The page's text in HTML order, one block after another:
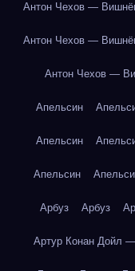
Антон Чехов —
Антон Чехов —
Антон Чехов —
Апельсин
Апельсин
Апельсин
Арбуз Арбуз
Артур Конан Дойл